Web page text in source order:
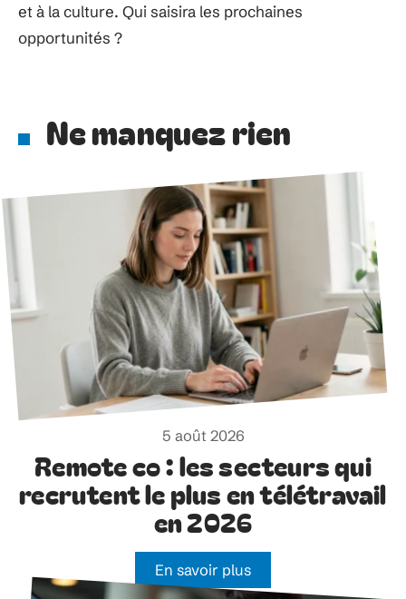
et à la culture. Qui saisira les prochaines
opportunités ?
Ne manquez rien
5 août 2026
Remote co : les secteurs qui
recrutent le plus en télétravail
en 2026
En savoir plus